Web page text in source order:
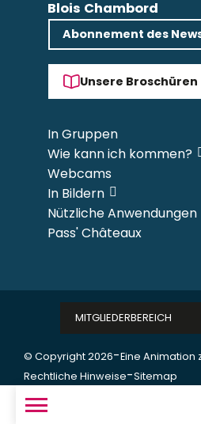
Blois Chambord
Abonnement des
Unsere Broschüren
In Gruppen
Wie kann ich kommen?
Webcams
In Bildern
Nützliche Anwendungen
Pass' Châteaux
© Copyright 2026-Eine Animation
Rechtliche Hinweise-Sitemap
MITGLIEDERBEREICH